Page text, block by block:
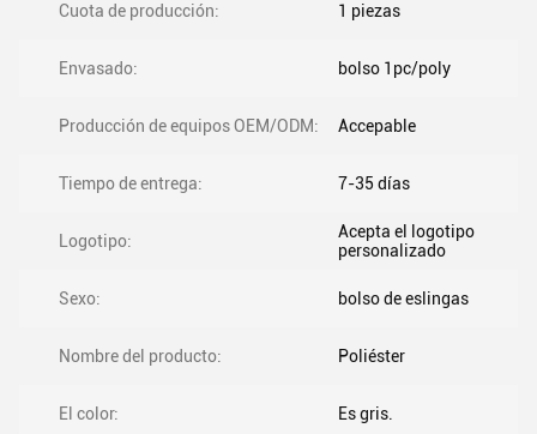
Cuota de producción: 1 piezas
Envasado: bolso 1pc/poly
Producción de equipos OEM/ODM: Accepable
Tiempo de entrega: 7-35 días
Logotipo:
Acepta el logotipo
personalizado
Sexo: bolso de eslingas
Nombre del producto: Poliéster
El color: Es gris.